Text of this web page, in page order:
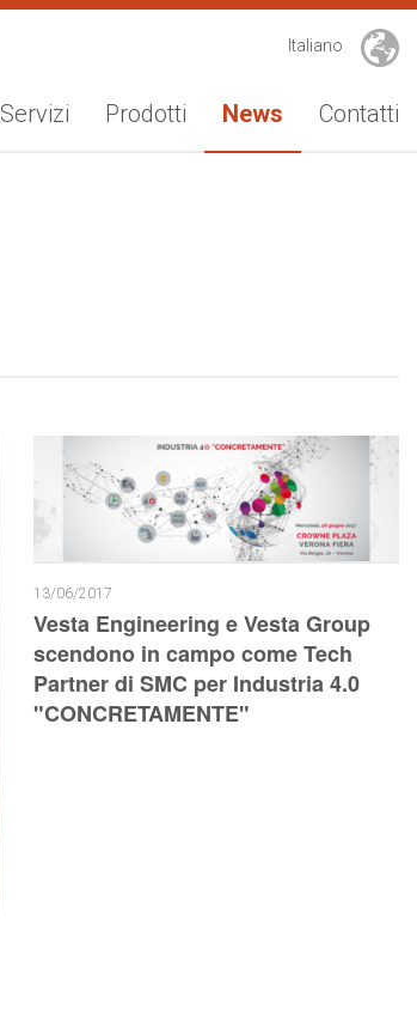
Italiano
Servizi Prodotti News Contatti
13/06/2017
Vesta Engineering e Vesta Group
scendono in campo come Tech
Partner di SMC per Industria 4.0
"CONCRETAMENTE"